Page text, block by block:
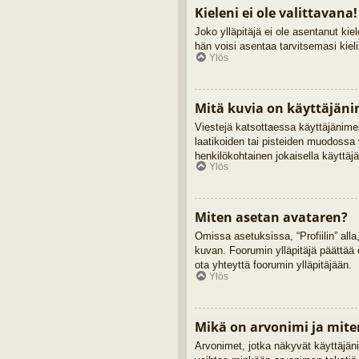
Kieleni ei ole valittavana!
Joko ylläpitäjä ei ole asentanut
hän voisi asentaa tarvitsemasi
Ylös
Mitä kuvia on
Viestejä katsottaessa
laatikoiden tai pisteiden
henkilökohtainen jokaisella
Ylös
Miten asetan avataren?
Omissa asetuksissa, “Profiilin”
kuvan. Foorumin ylläpitäjä
ota yhteyttä foorumin ylläpitäjään.
Ylös
Mikä on arvonimi ja
Arvonimet, jotka näkyvät